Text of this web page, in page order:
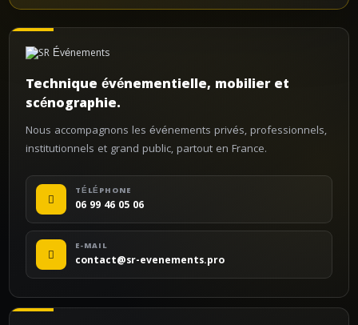
Technique événementielle, mobilier et
scénographie.
Nous accompagnons les événements privés, professionnels,
institutionnels et grand public, partout en France.
TÉLÉPHONE
06 99 46 05 06
E-MAIL
contact@sr-evenements.pro